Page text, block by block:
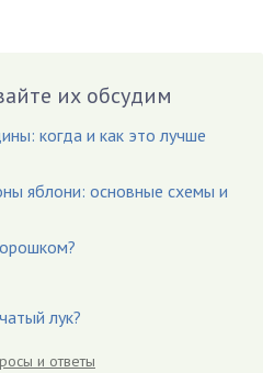
их обсудим
когда и как это лучше
яблони: основные схемы и
лук?
и ответы